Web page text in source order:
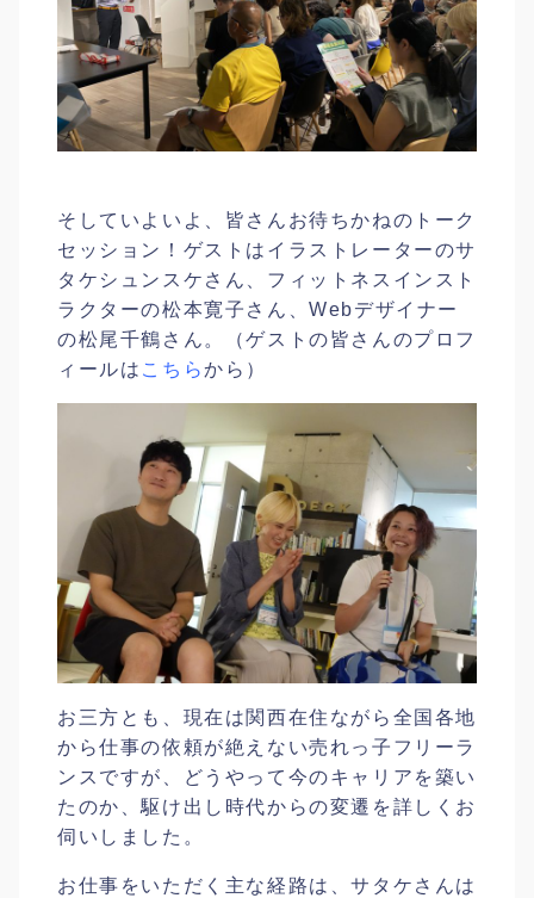
そしていよいよ、皆さんお待ちかねのトーク
セッション！ゲストはイラストレーターのサ
タケシュンスケさん、フィットネスインスト
ラクターの松本寛子さん、Webデザイナー
の松尾千鶴さん。（ゲストの皆さんのプロフ
ィールは こちらから）
お三方とも、現在は関西在住ながら全国各地
から仕事の依頼が絶えない売れっ子フリーラ
ンスですが、どうやって今のキャリアを築い
たのか、駆け出し時代からの変遷を詳しくお
伺いしました。
お仕事をいただく主な経路は、サタケさんは